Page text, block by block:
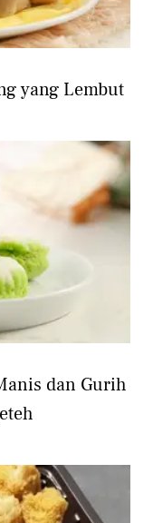
yang Lembut
dan Gurih